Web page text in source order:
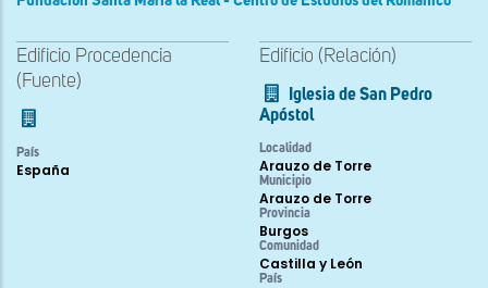
Edificio Procedencia
(Fuente)
País
España
Edificio (Relación)
Iglesia de San Pedro
Apóstol
Localidad
Arauzo de Torre
Municipio
Arauzo de Torre
Provincia
Burgos
Comunidad
Castilla y León
País